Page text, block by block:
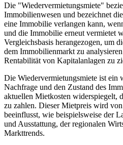
Die "Wiedervermietungsmiete"
Immobilienwesen und bezeichnet
eine Immobilie verlangen kann,
und die Immobilie erneut vermietet
Vergleichsbasis herangezogen, um
dem Immobilienmarkt zu
Rentabilität von Kapitalanlagen zu
Die Wiedervermietungsmiete ist
Nachfrage und den Zustand des
aktuellen Mietkosten widerspiegelt,
zu zahlen. Dieser Mietpreis wird
beeinflusst, wie beispielsweise der
und Ausstattung, der regionalen
Markttrends.